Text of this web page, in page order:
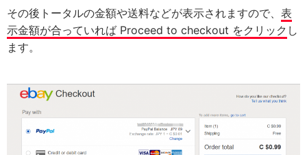
その後トータルの金額や送料などが表示されますので、 表
示金額が合っていれば Proceed to checkout をクリック し
ます。